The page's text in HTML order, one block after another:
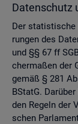
Da­ten­schutz
Der
run­gen des
und §§ 67 ff
cher­ma­ßen der
gemäß § 281
BStatG.
den Re­geln der
schen